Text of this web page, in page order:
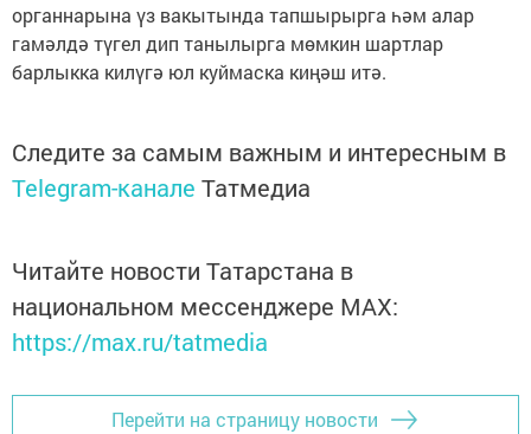
органнарына үз вакытында тапшырырга һәм алар
гамәлдә түгел дип танылырга мөмкин шартлар
барлыкка килүгә юл куймаска киңәш итә.
Следите за самым важным и интересным в
Telegram-канале Татмедиа
Читайте новости Татарстана в
национальном мессенджере MАХ:
https://max.ru/tatmedia
Перейти на страницу новости